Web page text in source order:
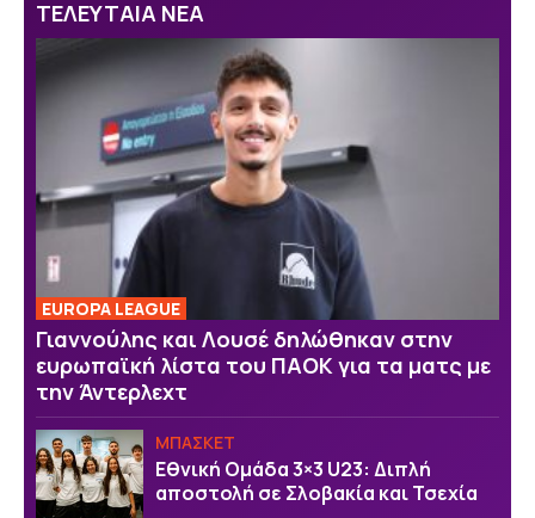
ΤΕΛΕΥΤΑΙΑ ΝΕΑ
EUROPA LEAGUE
Γιαννούλης και Λουσέ δηλώθηκαν στην
ευρωπαϊκή λίστα του ΠΑΟΚ για τα ματς με
την Άντερλεχτ
ΜΠΑΣΚΕΤ
Εθνική Ομάδα 3×3 U23: Διπλή
αποστολή σε Σλοβακία και Τσεχία